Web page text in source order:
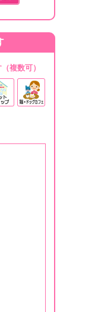
複数可）